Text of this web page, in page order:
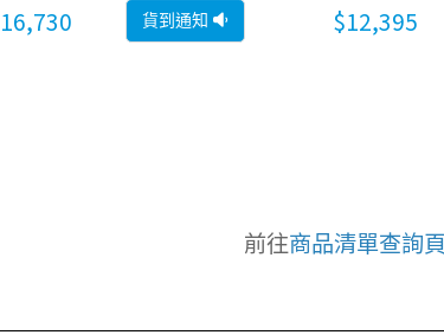
貨到通知 $12,395
前往商品清單查詢頁